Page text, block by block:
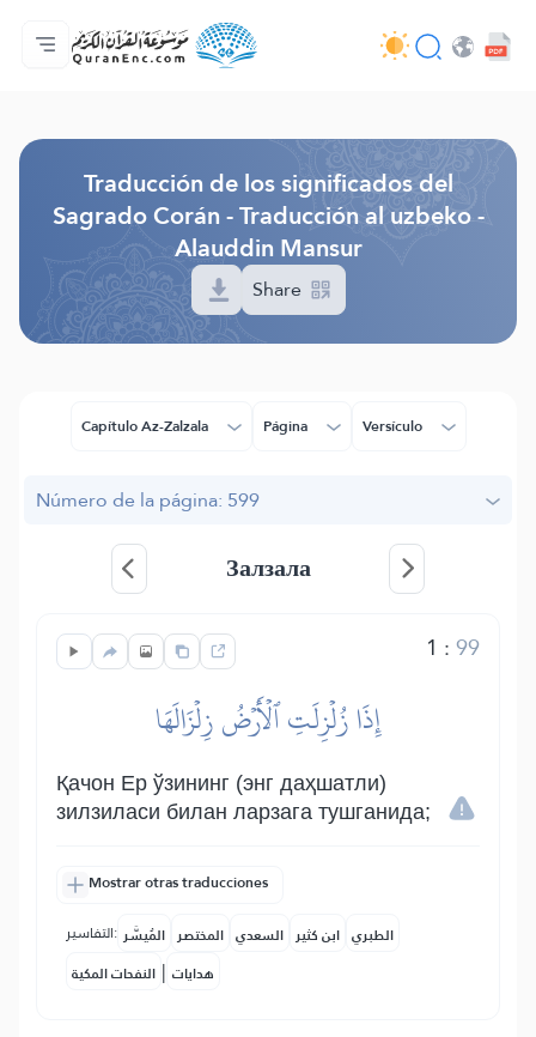
Página principal
Índice de traducciones
Audio
Servicios de desarrolladores - API
Sobre el proyecto
Contáctanos
Idioma
Traducción de los significados del
Sagrado Corán - Traducción al uzbeko -
Alauddin Mansur
Share
Capítulo Az-Zalzala Página Versículo
Número de la página: 599
Залзала
1 :99
إِذَا زُلۡزِلَتِ ٱلۡأَرۡضُ زِلۡزَالَهَا
Қачон Ер ўзининг (энг даҳшатли)
зилзиласи билан ларзага тушганида;
Mostrar otras traducciones
التفاسير: المُيسَّر المختصر السعدي ابن كثير الطبري
النفحات المكية | هدايات